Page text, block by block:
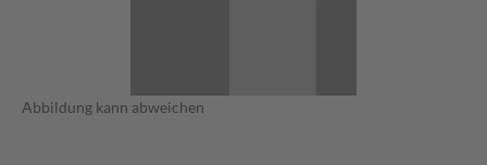
Abbildung kann abweichen